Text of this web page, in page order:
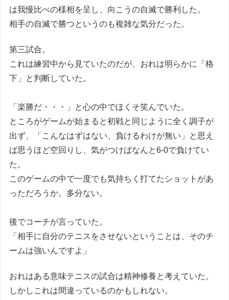
は我慢比べの様相を呈し、向こうの自滅で勝利した。
相手の自滅で勝つというのも複雑な気分だった。
第三試合。
これは練習中から見ていたのだが、おれは明らかに「格
下」と判断していた。
「楽勝だ・・・」と心の中でほくそ笑んでいた。
ところがゲームが始まると初戦と同じように全く調子が
出ず、「こんなはずはない、負けるわけが無い」と思え
ば思うほど空回りし、気がつけばなんと6-0で負けてい
た。
このゲームの中で一度でも気持ちく打てたショットがあ
っただろうか。多分ない。
後でコーチが言っていた。
「相手に自分のテニスをさせないということは、そのチ
ームは強いんですよ」
おれはある意味テニスの試合は精神修養と考えていた。
しかしこれは間違っているのかもしれない。